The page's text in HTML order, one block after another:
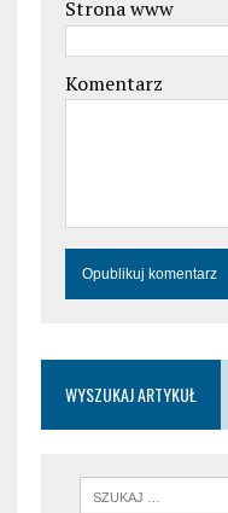
Strona www
Komentarz
WYSZUKAJ ARTYKUŁ